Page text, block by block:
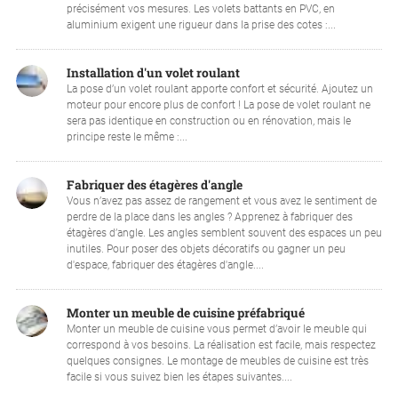
précisément vos mesures. Les volets battants en PVC, en
aluminium exigent une rigueur dans la prise des cotes :...
Installation d'un volet roulant
La pose d’un volet roulant apporte confort et sécurité. Ajoutez un
moteur pour encore plus de confort ! La pose de volet roulant ne
sera pas identique en construction ou en rénovation, mais le
principe reste le même :...
Fabriquer des étagères d'angle
Vous n’avez pas assez de rangement et vous avez le sentiment de
perdre de la place dans les angles ? Apprenez à fabriquer des
étagères d’angle. Les angles semblent souvent des espaces un peu
inutiles. Pour poser des objets décoratifs ou gagner un peu
d'espace, fabriquer des étagères d'angle....
Monter un meuble de cuisine préfabriqué
Monter un meuble de cuisine vous permet d’avoir le meuble qui
correspond à vos besoins. La réalisation est facile, mais respectez
quelques consignes. Le montage de meubles de cuisine est très
facile si vous suivez bien les étapes suivantes....